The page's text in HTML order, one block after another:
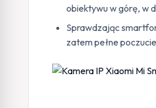
obiektywu w górę, w
Sprawdzając
zatem pełne